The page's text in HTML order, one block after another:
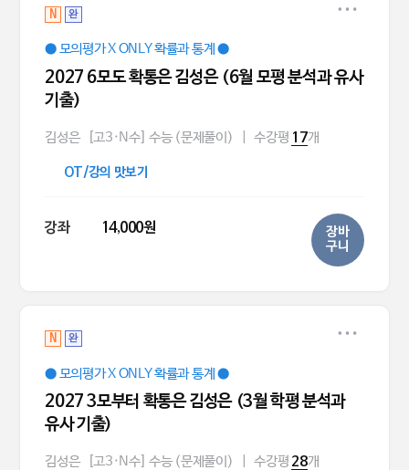
N 완
● 모의평가 X ONLY 확률과 통계 ●
2027 6모도 확통은 김성은 (6월 모평 분석과 유사
기출)
김성은 [고3·N수] 수능 (문제풀이) 수강평 17개
OT/강의 맛보기
강좌 14,000원
장바
구니
N 완
● 모의평가 X ONLY 확률과 통계 ●
2027 3모부터 확통은 김성은 (3월 학평 분석과
유사 기출)
김성은 [고3·N수] 수능 (문제풀이) 수강평 28개